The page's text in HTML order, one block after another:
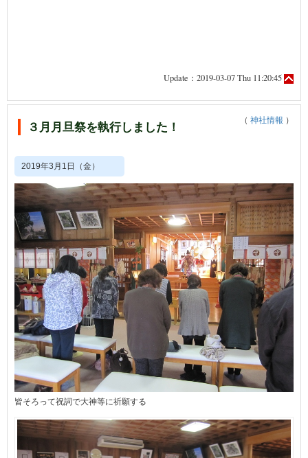
Update：2019-03-07 Thu 11:20:45
３月月旦祭を執行しました！ （ 神社情報 ）
2019年3月1日（金）
皆そろって祝詞で大神等に祈願する